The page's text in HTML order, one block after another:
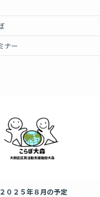
ナー
０２５年８月の予定